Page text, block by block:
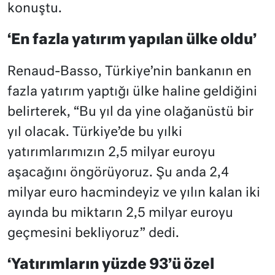
konuştu.
‘En fazla yatırım yapılan ülke oldu’
Renaud-Basso, Türkiye’nin bankanın en
fazla yatırım yaptığı ülke haline geldiğini
belirterek, “Bu yıl da yine olağanüstü bir
yıl olacak. Türkiye’de bu yılki
yatırımlarımızın 2,5 milyar euroyu
aşacağını öngörüyoruz. Şu anda 2,4
milyar euro hacmindeyiz ve yılın kalan iki
ayında bu miktarın 2,5 milyar euroyu
geçmesini bekliyoruz” dedi.
‘Yatırımların yüzde 93’ü özel